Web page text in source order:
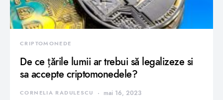
CRIPTOMONEDE
De ce țările lumii ar trebui să legalizeze si
sa accepte criptomonedele?
CORNELIA RADULESCU mai 16, 2023